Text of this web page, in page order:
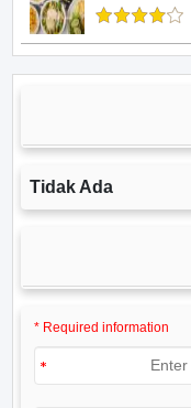
Tidak Ada
* Required information